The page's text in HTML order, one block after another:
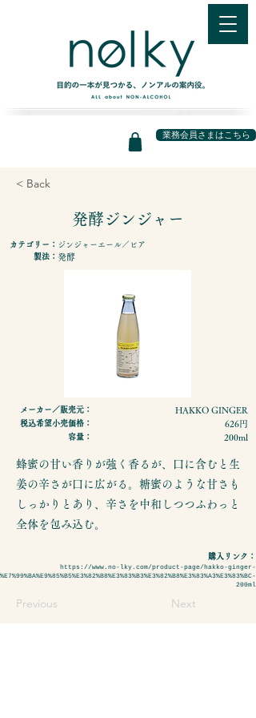
業務会員さまはこちら
< Back
発酵ジンジャー
カテゴリー： ジンジャーエール／ビア
製法： 発酵
HAKKO GINGER
メーカー／販売元：
626円
税込希望小売価格：
200ml
容量：
蜂蜜の甘い香りが強く香るが、口に含むと生
姜の辛さが口に広がる。糖蜜のような甘さも
しっかりとあり、辛さを中和しつつふわっと
全体を包み込む。
購入リンク：
https://www.no-lky.com/product-page/hakko-ginger-
%E7%99%BA%E9%85%B5%E3%82%B8%E3%83%B3%E3%82%B8%E3%83%A3%E3%83%BC-
200ml
Previous Next